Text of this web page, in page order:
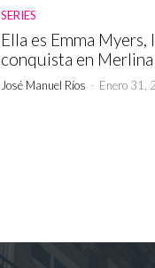
SERIES
Ella es Emma
conquista en Merlina
José Manuel Ríos - Enero 31,